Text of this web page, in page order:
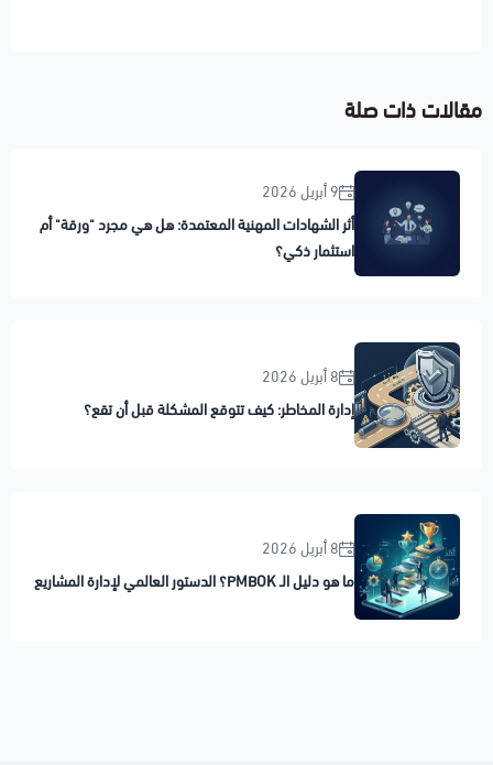
مقالات ذات صلة
9 أبريل 2026
أثر الشهادات المهنية المعتمدة: هل هي مجرد "ورقة" أم
استثمار ذكي؟
8 أبريل 2026
إدارة المخاطر: كيف تتوقع المشكلة قبل أن تقع؟
8 أبريل 2026
ما هو دليل الـ PMBOK؟ الدستور العالمي لإدارة المشاريع